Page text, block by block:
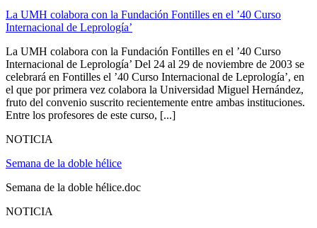
La UMH colabora con la Fundación Fontilles en el ’40 Curso
Internacional de Leprología’
La UMH colabora con la Fundación Fontilles en el ’40 Curso
Internacional de Leprología’ Del 24 al 29 de noviembre de 2003 se
celebrará en Fontilles el ’40 Curso Internacional de Leprología’, en
el que por primera vez colabora la Universidad Miguel Hernández,
fruto del convenio suscrito recientemente entre ambas instituciones.
Entre los profesores de este curso, [...]
NOTICIA
Semana de la doble hélice
Semana de la doble hélice.doc
NOTICIA